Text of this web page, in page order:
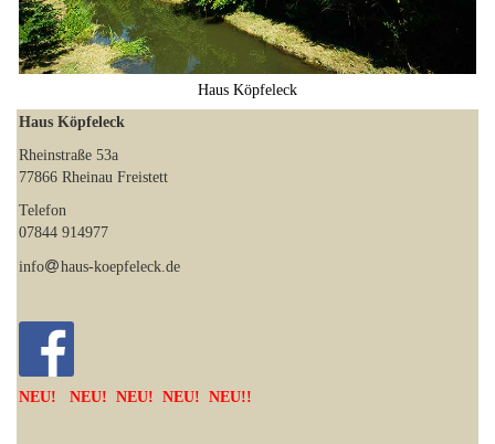
Haus Köpfeleck
Haus Köpfeleck
Rheinstraße 53a
77866 Rheinau Freistett
Telefon
07844 914977
info haus-koepfeleck.de
NEU! NEU! NEU! NEU! NEU!!